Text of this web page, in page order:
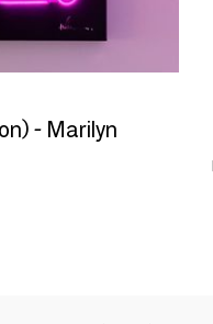
- Marilyn